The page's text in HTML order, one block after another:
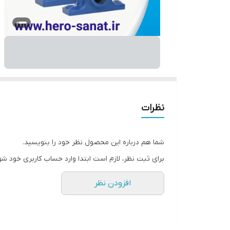
نظرات
شما هم درباره این محصول نظر خود را بنویسید.
برای ثبت نظر، لازم است ابتدا وارد حساب کاربری خود
افزودن نظر